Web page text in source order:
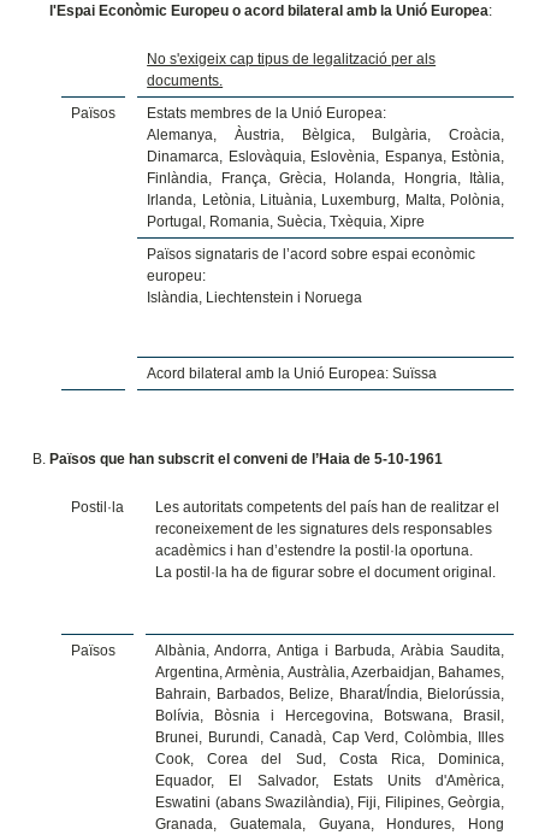
l'Espai Econòmic Europeu o acord bilateral amb la Unió Europea:
No s'exigeix cap tipus de legalització per als
documents.
Països
Estats membres de la Unió Europea:
Alemanya, Àustria, Bèlgica, Bulgària, Croàcia,
Dinamarca, Eslovàquia, Eslovènia, Espanya, Estònia,
Finlàndia, França, Grècia, Holanda, Hongria, Itàlia,
Irlanda, Letònia, Lituània, Luxemburg, Malta, Polònia,
Portugal, Romania, Suècia, Txèquia, Xipre
Països signataris de l’acord sobre espai econòmic
europeu:
Islàndia, Liechtenstein i Noruega
Acord bilateral amb la Unió Europea: Suïssa
Països que han subscrit el conveni de l’Haia de 5-10-1961
Postil·la
Les autoritats competents del país han de realitzar el
reconeixement de les signatures dels responsables
acadèmics i han d’estendre la postil·la oportuna.
La postil·la ha de figurar sobre el document original.
Països
Albània, Andorra, Antiga i Barbuda, Aràbia Saudita,
Argentina, Armènia, Austràlia, Azerbaidjan, Bahames,
Bahrain, Barbados, Belize, Bharat/Índia, Bielorússia,
Bolívia, Bòsnia i Hercegovina, Botswana, Brasil,
Brunei, Burundi, Canadà, Cap Verd, Colòmbia, Illes
Cook, Corea del Sud, Costa Rica, Dominica,
Equador, El Salvador, Estats Units d'Amèrica,
Eswatini (abans Swazilàndia), Fiji, Filipines, Geòrgia,
Granada, Guatemala, Guyana, Hondures, Hong